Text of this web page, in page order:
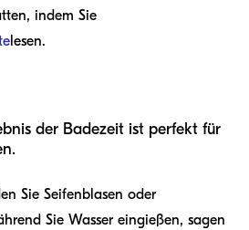
indem Sie
lesen.
der Badezeit ist perfekt für
Sie Seifenblasen oder
Sie Wasser eingießen, sagen